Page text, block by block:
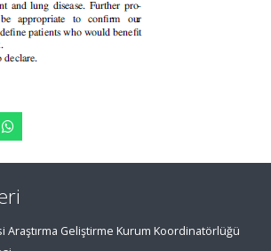
Araştırma Geliştirme Kurum Koordinatörlüğü